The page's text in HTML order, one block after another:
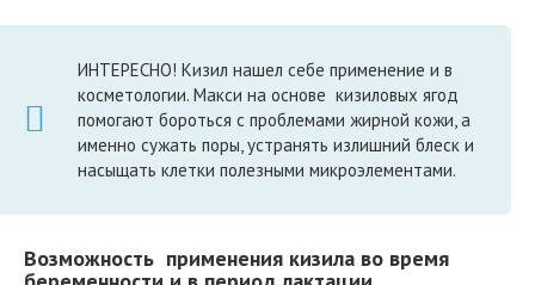
ИНТЕРЕСНО! Кизил нашел себе применение и в
косметологии. Макси на основе кизиловых ягод
помогают бороться с проблемами жирной кожи, а
именно сужать поры, устранять излишний блеск и
насыщать клетки полезными микроэлементами.
Возможность применения кизила во время